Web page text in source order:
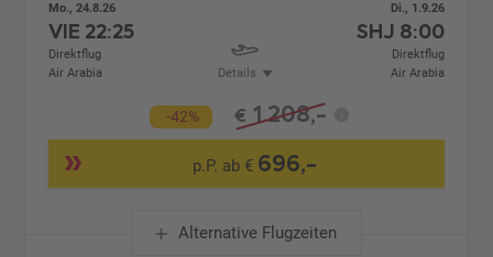
Mo., 24.8.26
VIE 22:25
Direktflug
Air Arabia
Details
Di., 1.9.26
SHJ 8:00
Direktflug
Air Arabia
-42% € 1.208,-
p.P. ab € 696,-
Alternative Flugzeiten